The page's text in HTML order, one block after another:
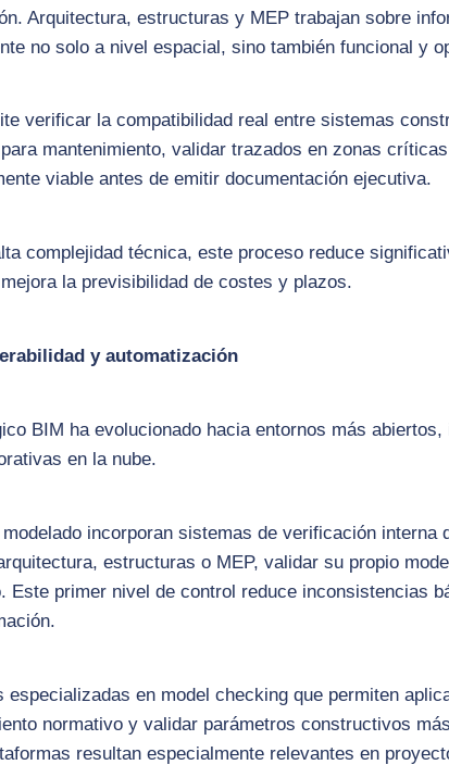
Arquitectura, estructuras y MEP trabajan sobre
no solo a nivel espacial, sino también funcional y
verificar la compatibilidad real entre sistemas
mantenimiento, validar trazados en zonas
viable antes de emitir documentación ejecutiva.
complejidad técnica, este proceso reduce
la previsibilidad de costes y plazos.
y automatización
BIM ha evolucionado hacia entornos más
en la nube.
incorporan sistemas de verificación interna
estructuras o MEP, validar su propio
Este primer nivel de control reduce inconsistencias
en model checking que permiten
normativo y validar parámetros constructivos
resultan especialmente relevantes en